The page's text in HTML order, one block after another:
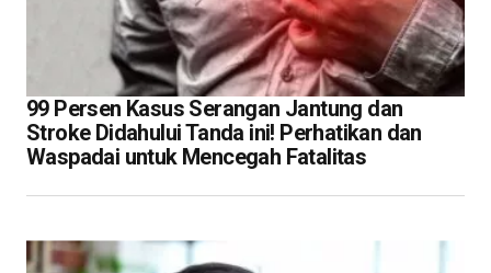
99 Persen Kasus Serangan Jantung dan
Stroke Didahului Tanda ini! Perhatikan dan
Waspadai untuk Mencegah Fatalitas